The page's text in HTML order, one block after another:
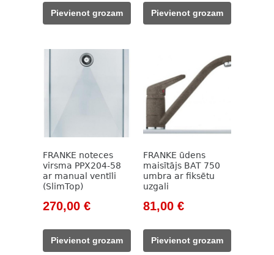
was:
358,00 €.
269,00 €.
Pievienot grozam
was:
389,00 €.
190,00 €.
Pievienot grozam
FRANKE noteces
virsma PPX204-58
ar manual ventīli
(SlimTop)
Original
was:
417,00 €.
270,00 €Current
270,00 €.
Pievienot grozam
FRANKE ūdens
maisītājs BAT 750
umbra ar fiksētu
uzgali
Original
was:
108,00 €.
81,00 €Current
Pievienot grozam